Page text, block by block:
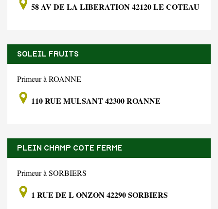
58 AV DE LA LIBERATION 42120 LE COTEAU
SOLEIL FRUITS
Primeur à ROANNE
110 RUE MULSANT 42300 ROANNE
PLEIN CHAMP COTE FERME
Primeur à SORBIERS
1 RUE DE L ONZON 42290 SORBIERS